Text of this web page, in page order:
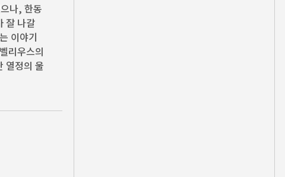
나, 한동
잘 나갈
이야기
리우스의
열정의 울